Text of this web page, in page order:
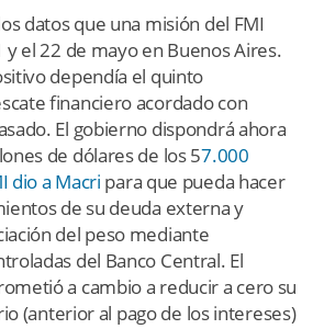
datos que una misión del FMI
el 22 de mayo en Buenos Aires.
dependía el quinto
financiero acordado con
El gobierno dispondrá ahora
de dólares de los 57.000
dio a Macri para que pueda hacer
de su deuda externa y
del peso mediante
del Banco Central. El
a cambio a reducir a cero su
(anterior al pago de los intereses)